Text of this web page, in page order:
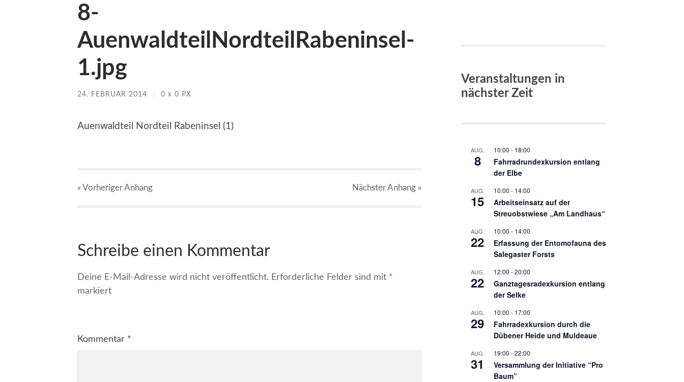
8-
AuenwaldteilNordteilRabeninsel-
1.jpg
24. FEBRUAR 2014 / 0 x 0 PX
Auenwaldteil Nordteil Rabeninsel (1)
« VorherigerAnhang NächsterAnhang »
Schreibe einen Kommentar
Deine E-Mail-Adresse wird nicht veröffentlicht. Erforderliche Felder sind mit *
markiert
Kommentar *
Veranstaltungen in
nächster Zeit
AUG.
8
10:00 - 18:00
Fahrradrundexkursion entlang
der Elbe
AUG.
15
10:00 - 14:00
Arbeitseinsatz auf der
Streuobstwiese „Am Landhaus“
AUG.
22
10:00 - 14:00
Erfassung der Entomofauna des
Salegaster Forsts
AUG.
22
12:00 -20:00
Ganztagesradexkursion entlang
der Selke
AUG.
29
10:00 - 17:00
Fahrradexkursion durch die
Dübener Heide und Muldeaue
AUG.
31
19:00 -22:00
Versammlung der Initiative “Pro
Baum”